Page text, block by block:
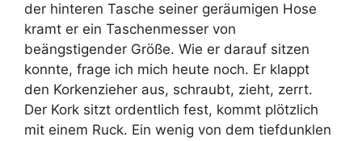
der hinteren Tasche seiner geräumigen Hose
kramt er ein Taschenmesser von
beängstigender Größe. Wie er darauf sitzen
konnte, frage ich mich heute noch. Er klappt
den Korkenzieher aus, schraubt, zieht, zerrt.
Der Kork sitzt ordentlich fest, kommt plötzlich
mit einem Ruck. Ein wenig von dem tiefdunklen